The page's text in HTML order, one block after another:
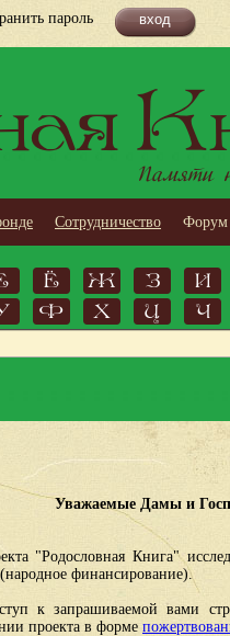
пароль
Памяти
Сотрудничество Форум
Ё Ж З И
Ф Х Ц Ч
Уважаемые Дамы и
"Родословная Книга"
финансирование).
к запрашиваемой вами
проекта в форме